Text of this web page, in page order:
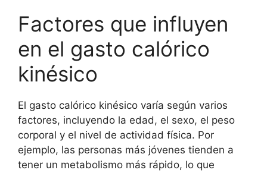
Factores que influyen
en el gasto calórico
kinésico
El gasto calórico kinésico varía según varios
factores, incluyendo la edad, el sexo, el peso
corporal y el nivel de actividad física. Por
ejemplo, las personas más jóvenes tienden a
tener un metabolismo más rápido, lo que